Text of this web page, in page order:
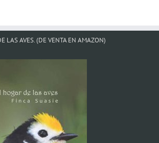
LAS AVES. (DE VENTA EN AMAZON)